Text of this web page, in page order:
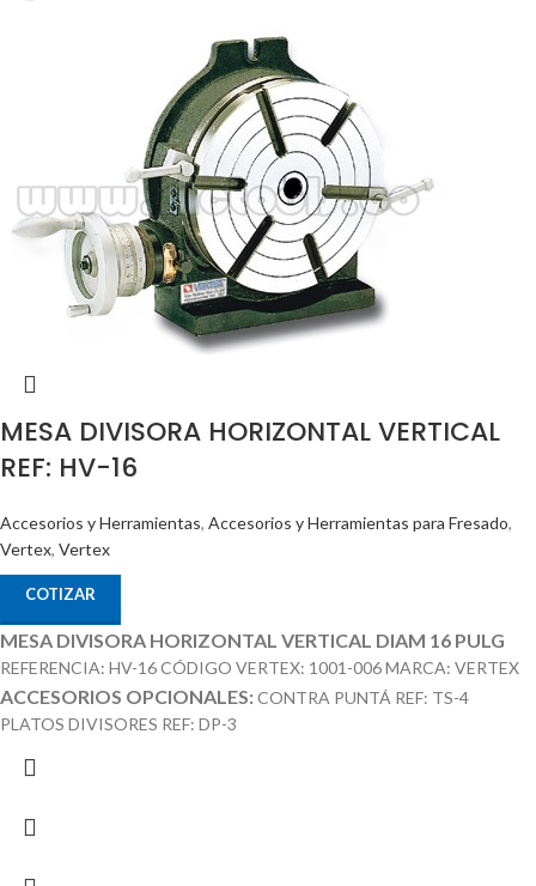
MESA DIVISORA HORIZONTAL VERTICAL
REF: HV-16
Accesorios y Herramientas, Accesorios y Herramientas para Fresado,
Vertex, Vertex
COTIZAR
MESA DIVISORA HORIZONTAL VERTICAL DIAM 16 PULG
REFERENCIA: HV-16 CÓDIGO VERTEX: 1001-006 MARCA: VERTEX
ACCESORIOS OPCIONALES:CONTRA PUNTÁ REF: TS-4
PLATOS DIVISORES REF: DP-3